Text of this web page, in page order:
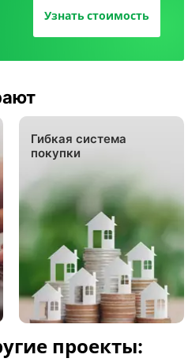
Узнать стоимость
Гибкая система
покупки
проекты: